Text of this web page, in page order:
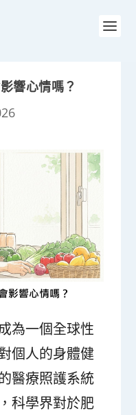
響心情嗎？
為一個全球性
個人的身體健
醫療照護系統
科學界對於肥